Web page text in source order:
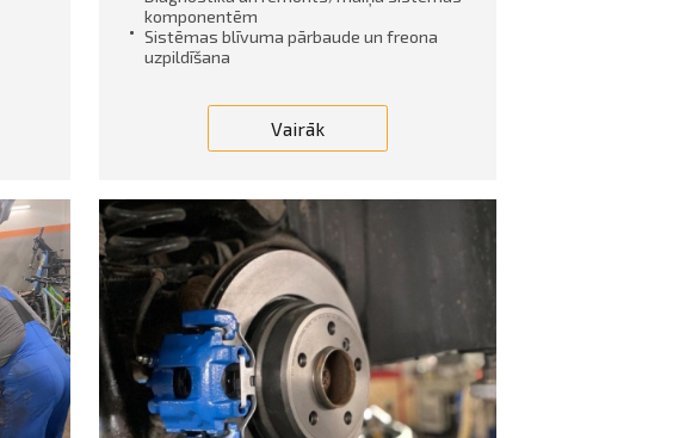
komponentēm
Sistēmas blīvuma pārbaude un freona
uzpildīšana
Vairāk